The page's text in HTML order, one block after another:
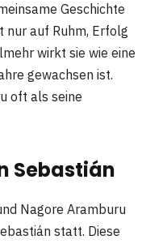
Geschichte
nur auf Ruhm, Erfolg
wirkt sie wie eine
gewachsen ist.
oft als seine
Sebastián
Nagore Aramburu
statt. Diese